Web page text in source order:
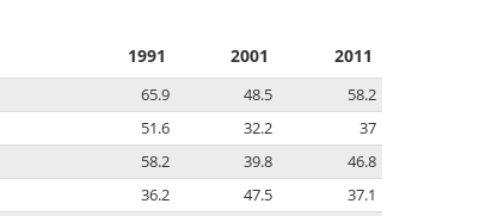
1991 2001 2011
65.9 48.5
58.2
51.6 32.2
37
58.2 39.8
46.8
36.2 47.5
37.1